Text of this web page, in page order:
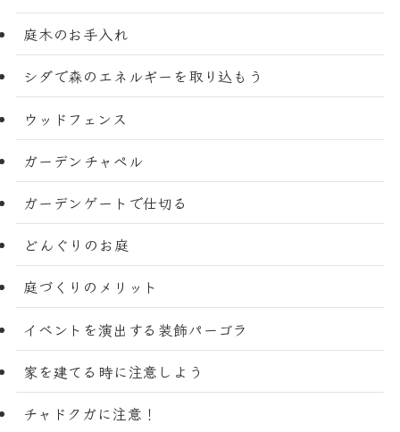
庭木のお手入れ
シダで森のエネルギーを取り込もう
ウッドフェンス
ガーデンチャペル
ガーデンゲートで仕切る
どんぐりのお庭
庭づくりのメリット
イベントを演出する装飾パーゴラ
家を建てる時に注意しよう
チャドクガに注意！